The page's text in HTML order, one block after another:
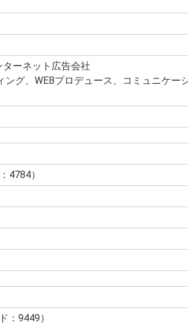
ーネット広告会社
ング、WEBプロデュース、コミュニケ
4784）
9449）